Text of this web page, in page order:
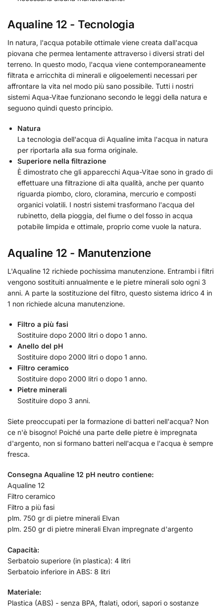
Aqualine 12 - Tecnologia
In natura, l'acqua potabile ottimale viene creata dall'acqua
piovana che permea lentamente attraverso i diversi strati del
terreno. In questo modo, l'acqua viene contemporaneamente
filtrata e arricchita di minerali e oligoelementi necessari per
affrontare la vita nel modo più sano possibile. Tutti i nostri
sistemi Aqua-Vitae funzionano secondo le leggi della natura e
seguono quindi questo principio.
Natura
La tecnologia dell'acqua di Aqualine imita l'acqua in natura
per riportarla alla sua forma originale.
Superiore nella filtrazione
È dimostrato che gli apparecchi Aqua-Vitae sono in grado di
effettuare una filtrazione di alta qualità, anche per quanto
riguarda piombo, cloro, cloramina, mercurio e composti
organici volatili. I nostri sistemi trasformano l'acqua del
rubinetto, della pioggia, del fiume o del fosso in acqua
potabile limpida e ottimale, proprio come vuole la natura.
Aqualine 12 - Manutenzione
L'Aqualine 12 richiede pochissima manutenzione. Entrambi i filtri
vengono sostituiti annualmente e le pietre minerali solo ogni 3
anni. A parte la sostituzione del filtro, questo sistema idrico 4 in
1 non richiede alcuna manutenzione.
Filtro a più fasi
Sostituire dopo 2000 litri o dopo 1 anno.
Anello del pH
Sostituire dopo 2000 litri o dopo 1 anno.
Filtro ceramico
Sostituire dopo 2000 litri o dopo 1 anno.
Pietre minerali
Sostituire dopo 3 anni.
Siete preoccupati per la formazione di batteri nell'acqua? Non
ce n'è bisogno! Poiché una parte delle pietre è impregnata
d'argento, non si formano batteri nell'acqua e l'acqua è sempre
fresca.
Consegna Aqualine 12 pH neutro contiene:
Aqualine 12
Filtro ceramico
Filtro a più fasi
plm. 750 gr di pietre minerali Elvan
plm. 250 gr di pietre minerali Elvan impregnate d'argento
Capacità:
Serbatoio superiore (in plastica): 4 litri
Serbatoio inferiore in ABS: 8 litri
Materiale:
Plastica (ABS) - senza BPA, ftalati, odori, sapori o sostanze